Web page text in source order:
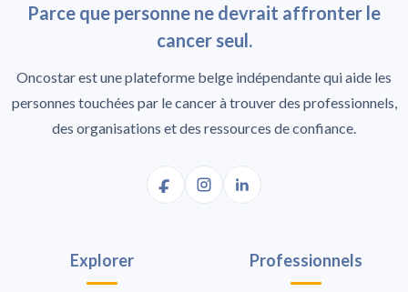
Parce que personne ne devrait affronter le
cancer seul.
Oncostar est une plateforme belge indépendante qui aide les
personnes touchées par le cancer à trouver des professionnels,
des organisations et des ressources de confiance.
Explorer Professionnels